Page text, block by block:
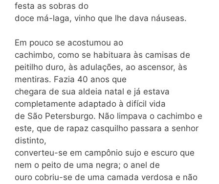
festa as sobras do
doce má-laga, vinho que lhe dava náuseas.
Em pouco se acostumou ao
cachimbo, como se habituara às camisas de
peitilho duro, às adulações, ao ascensor, às
mentiras. Fazia 40 anos que
chegara de sua aldeia natal e já estava
completamente adaptado à difícil vida
de São Petersburgo. Não limpava o cachimbo e
este, que de rapaz casquilho passara a senhor
distinto,
converteu-se em campônio sujo e escuro que
nem o peito de uma negra; o anel de
ouro cobriu-se de uma camada verdosa e não